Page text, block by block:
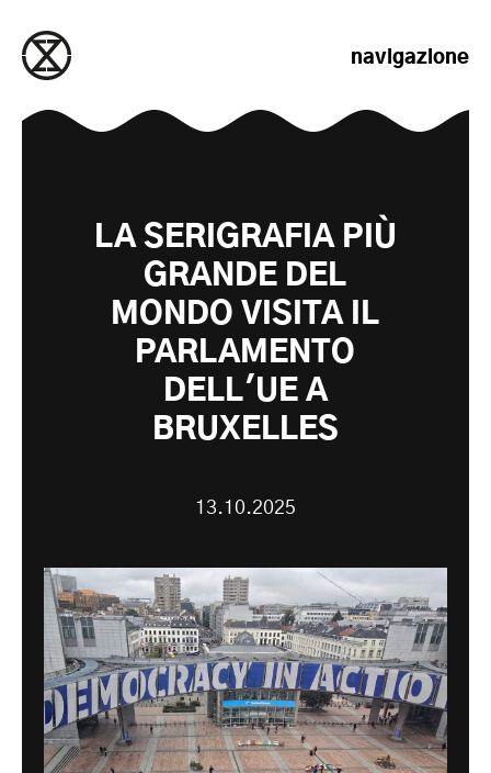
navigazione
LA SERIGRAFIA PIÙ
GRANDE DEL
MONDO VISITA IL
PARLAMENTO
DELL'UE A
BRUXELLES
13.10.2025